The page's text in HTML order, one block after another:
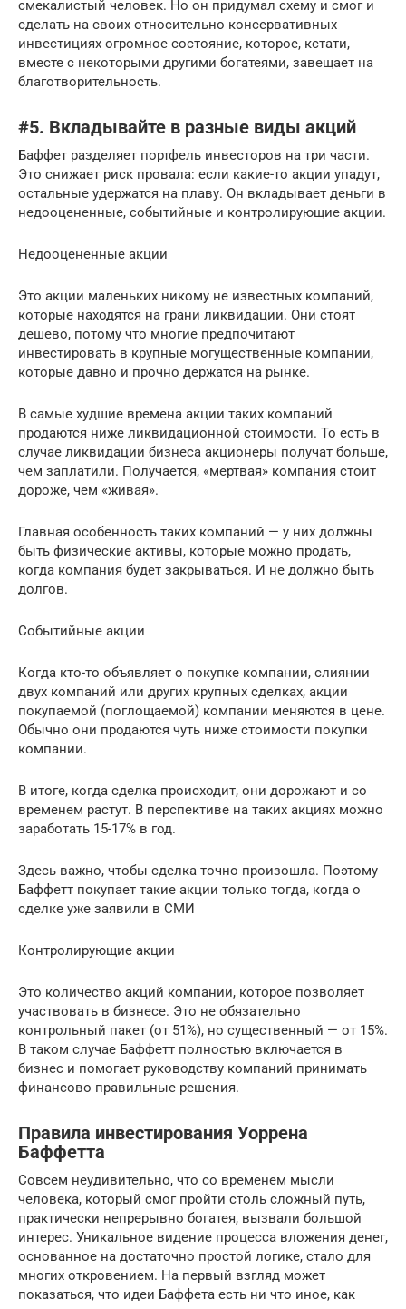
смекалистый человек. Но он придумал схему и смог и
сделать на своих относительно консервативных
инвестициях огромное состояние, которое, кстати,
вместе с некоторыми другими богатеями, завещает на
благотворительность.
#5. Вкладывайте в разные виды акций
Баффет разделяет портфель инвесторов на три части.
Это снижает риск провала: если какие-то акции упадут,
остальные удержатся на плаву. Он вкладывает деньги в
недооцененные, событийные и контролирующие акции.
Недооцененные акции
Это акции маленьких никому не известных компаний,
которые находятся на грани ликвидации. Они стоят
дешево, потому что многие предпочитают
инвестировать в крупные могущественные компании,
которые давно и прочно держатся на рынке.
В самые худшие времена акции таких компаний
продаются ниже ликвидационной стоимости. То есть в
случае ликвидации бизнеса акционеры получат больше,
чем заплатили. Получается, «мертвая» компания стоит
дороже, чем «живая».
Главная особенность таких компаний — у них должны
быть физические активы, которые можно продать,
когда компания будет закрываться. И не должно быть
долгов.
Событийные акции
Когда кто-то объявляет о покупке компании, слиянии
двух компаний или других крупных сделках, акции
покупаемой (поглощаемой) компании меняются в цене.
Обычно они продаются чуть ниже стоимости покупки
компании.
В итоге, когда сделка происходит, они дорожают и со
временем растут. В перспективе на таких акциях можно
заработать 15-17% в год.
Здесь важно, чтобы сделка точно произошла. Поэтому
Баффетт покупает такие акции только тогда, когда о
сделке уже заявили в СМИ
Контролирующие акции
Это количество акций компании, которое позволяет
участвовать в бизнесе. Это не обязательно
контрольный пакет (от 51%), но существенный — от 15%.
В таком случае Баффетт полностью включается в
бизнес и помогает руководству компаний принимать
финансово правильные решения.
Правила инвестирования Уоррена
Баффетта
Совсем неудивительно, что со временем мысли
человека, который смог пройти столь сложный путь,
практически непрерывно богатея, вызвали большой
интерес. Уникальное видение процесса вложения денег,
основанное на достаточно простой логике, стало для
многих откровением. На первый взгляд может
показаться, что идеи Баффета есть ни что иное, как